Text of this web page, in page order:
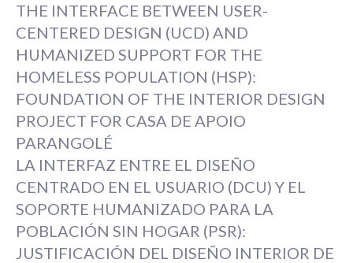
THE INTERFACE BETWEEN USER-
CENTERED DESIGN (UCD) AND
HUMANIZED SUPPORT FOR THE
HOMELESS POPULATION (HSP):
FOUNDATION OF THE INTERIOR DESIGN
PROJECT FOR CASA DE APOIO
PARANGOLÉ
LA INTERFAZ ENTRE EL DISEÑO
CENTRADO EN EL USUARIO (DCU) Y EL
SOPORTE HUMANIZADO PARA LA
POBLACIÓN SIN HOGAR (PSR):
JUSTIFICACIÓN DEL DISEÑO INTERIOR DE